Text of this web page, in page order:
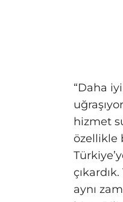
“Daha
hizmet
özellikle
aynı